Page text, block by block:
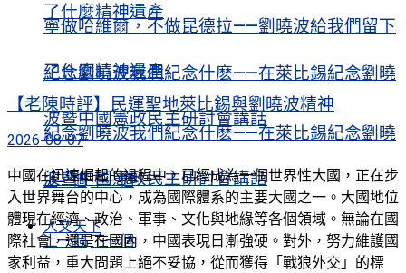
了什麼精神遺產
紀念劉曉波我們紀念什麽——在萊比錫紀念劉曉
波暨中國憲政民主研討會講話
上一個 下一個
人文天下
寧做哈維爾，不做昆德拉——劉曉波給我們留下
了什麼精神遺產
紀念劉曉波我們紀念什麽——在萊比錫紀念劉曉
波暨中國憲政民主研討會講話
上一個 下一個
【老陳時評】民運聖地萊比錫與劉曉波精神
2026-08-07
中國在迅速崛起的過程中，已經成為一個世界性大國，正在步
入世界舞台的中心，成為國際體系的主要大國之一。大國地位
體現在經濟、政治、軍事、文化與地緣等各個領域。無論在國
際社會，還是在國內，中國表現日漸強硬。對外，努力維護國
家利益，重大問題上絕不妥協，從而獲得「戰狼外交」的標